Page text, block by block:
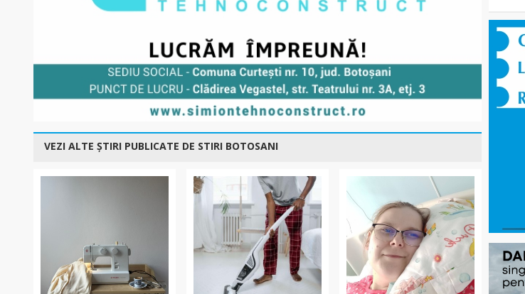
VEZI ALTE ȘTIRI PUBLICATE DE STIRI BOTOSANI